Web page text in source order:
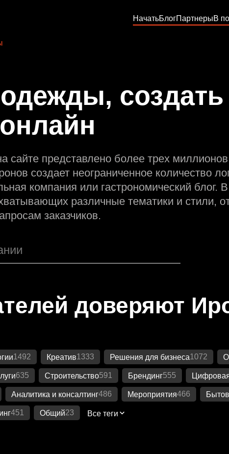
НачатьБлогПартнерыВ
создать
онлайн
сайте представлено более трех миллионов
создает неограниченное количество
компания или гастрономический блог.
различные тематики и стили,
заказчиков.
доверяют
1492 Креатив1333 Решения для бизнеса1072
635 Строительство591 Брендинг555
Аналитика и консалтинг486 Мероприятия466
451 Общий23 Все теги